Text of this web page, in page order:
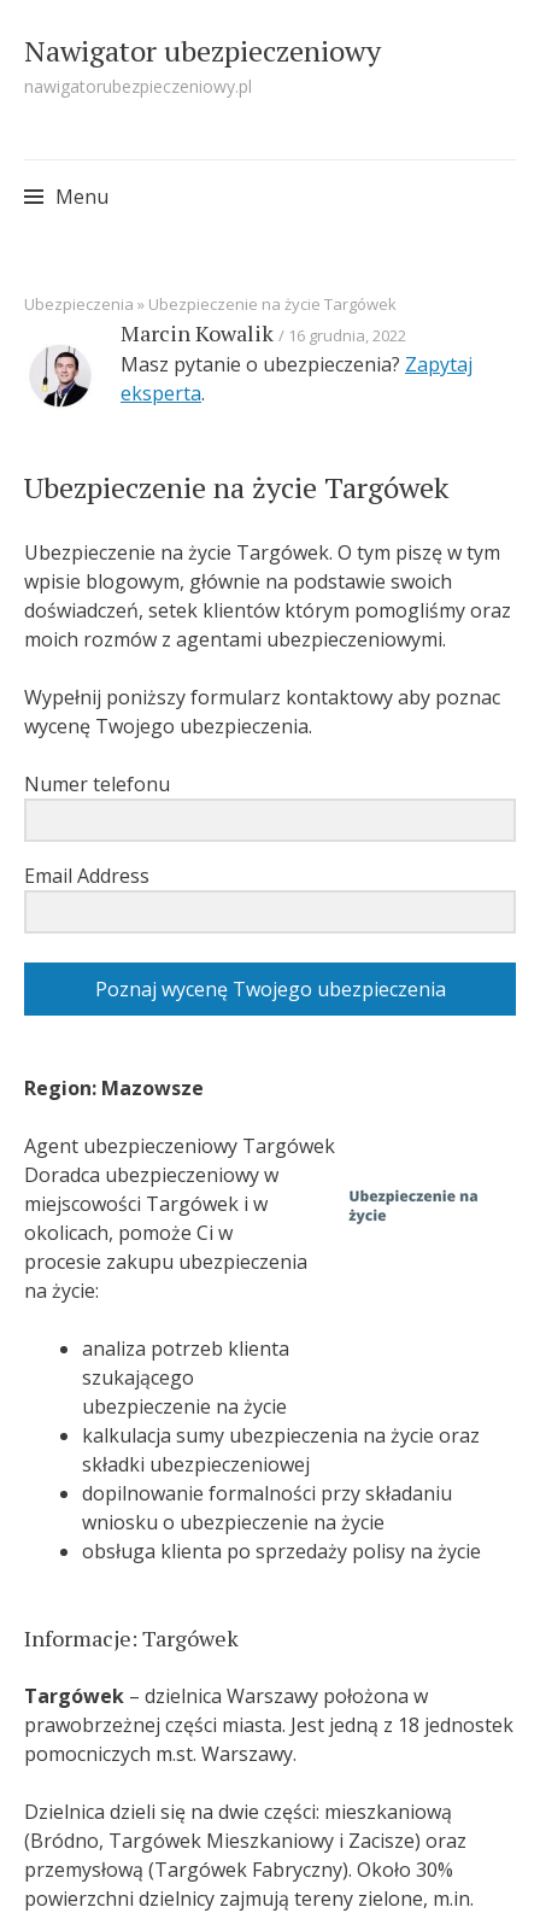
Nawigator ubezpieczeniowy
nawigatorubezpieczeniowy.pl
Menu
to
content
Ubezpieczenia » Ubezpieczenie na życie Targówek
Marcin Kowalik 16 grudnia, 2022
Masz pytanie o ubezpieczenia? Zapytaj
eksperta.
Ubezpieczenie na życie Targówek
Ubezpieczenie na życie Targówek. O tym piszę w tym
wpisie blogowym, głównie na podstawie swoich
doświadczeń, setek klientów którym pomogliśmy oraz
moich rozmów z agentami ubezpieczeniowymi.
Wypełnij poniższy formularz kontaktowy aby poznac
wycenę Twojego ubezpieczenia.
Numer telefonu
Email Address
Poznaj wycenę Twojego ubezpieczenia
Region: Mazowsze
Agent ubezpieczeniowy Targówek
Doradca ubezpieczeniowy w
miejscowości Targówek i w
okolicach, pomoże Ci w
procesie zakupu ubezpieczenia
na życie:
analiza potrzeb klienta
szukającego
ubezpieczenie na życie
kalkulacja sumy ubezpieczenia na życie oraz
składki ubezpieczeniowej
dopilnowanie formalności przy składaniu
wniosku o ubezpieczenie na życie
obsługa klienta po sprzedaży polisy na życie
Informacje: Targówek
Targówek – dzielnica Warszawy położona w
prawobrzeżnej części miasta. Jest jedną z 18 jednostek
pomocniczych m.st. Warszawy.
Dzielnica dzieli się na dwie części: mieszkaniową
(Bródno, Targówek Mieszkaniowy i Zacisze) oraz
przemysłową (Targówek Fabryczny). Około 30%
powierzchni dzielnicy zajmują tereny zielone, m.in.